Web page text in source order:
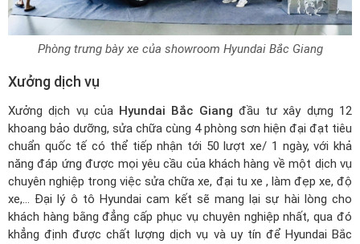
Phòng trưng bày xe của showroom Hyundai Bắc Giang
Xưởng dịch vụ
Xưởng dịch vụ của Hyundai Bắc Giang đầu tư xây dựng 12
khoang bảo dưỡng, sửa chữa cùng 4 phòng sơn hiện đại đạt tiêu
chuẩn quốc tế có thể tiếp nhận tới 50 lượt xe/ 1 ngày, với khả
năng đáp ứng được mọi yêu cầu của khách hàng về một dịch vụ
chuyên nghiệp trong việc sửa chữa xe, đại tu xe , làm đẹp xe, độ
xe,… Đại lý ô tô Hyundai cam kết sẽ mang lại sự hài lòng cho
khách hàng bằng đẳng cấp phục vụ chuyên nghiệp nhất, qua đó
khẳng định được chất lượng dịch vụ và uy tín để Hyundai Bắc